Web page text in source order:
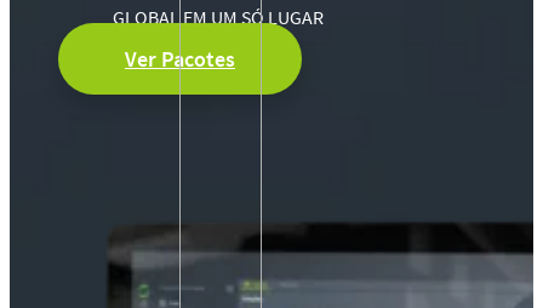
GLOBAL EM UM SÓ LUGAR
Ver Pacotes